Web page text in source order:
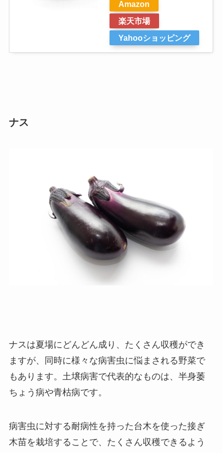
Amazon
楽天市場
Yahooショッピング
ナス
ナスは夏場にどんどん成り、たくさん収穫ができ
ますが、
同時に様々な病害虫に悩まされる野菜で
もあります。
土壌病害で代表的なものは、半身萎
ちょう病や青枯病です。
病害虫に対する耐病性を持った台木を使った接ぎ
木苗を栽培することで、たくさん収穫できるよう